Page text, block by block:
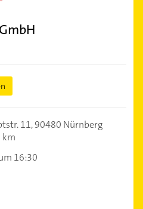
11,90480 Nürnberg
km
16:30